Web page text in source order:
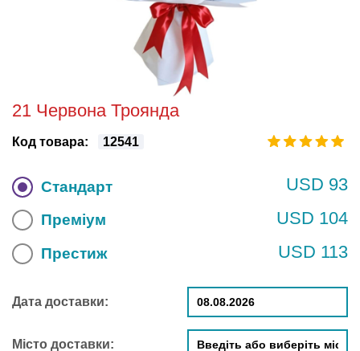
21 Червона Троянда
Код товара: 12541
Стандарт USD 93
Преміум USD 104
Престиж USD 113
Дата доставки:
Місто доставки: